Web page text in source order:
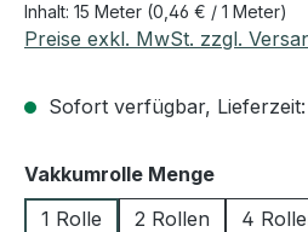
Inhalt: 15 Meter (0,46 € / 1 Meter)
Preise exkl. MwSt. zzgl.
Sofort verfügbar, Lieferzeit:
Vakkumrolle Menge
1 Rolle
2 Rollen 4